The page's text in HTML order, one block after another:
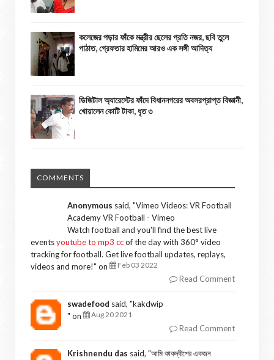
কলেজের পড়ার ফাঁকে মন্ত্রীর ছেলের প্রতি নজর, ছবি তুলে
পাঠাত, গ্রেফতার হামিমের আরও এক সঙ্গী আদিত্য
ডিজিটাল অ্যারেস্টের ফাঁদে বিধাননগরের অবসরপ্রাপ্ত বিজ্ঞানী,
খোয়ালেন কোটি টাকা, ধৃত ৩
COMMENTS
Anonymous said, "Vimeo Videos: VR Football
Academy VR Football - Vimeo
Watch football and you'll find the best live
eventsyoutube to mp3 ccof the day with 360° video
tracking for football. Get live football updates, replays,
videos and more!" on Feb 03 2022
Read Comment
swadefood said, "kakdwip
" on
Aug 20 2021
Read Comment
Krishnendu das said, "আমি কাকদ্বীপের একজন